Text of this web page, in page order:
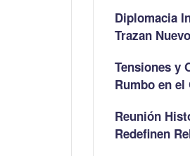
Diplomacia
Trazan
Tensiones y
Rumbo en el
Reunión
Redefinen